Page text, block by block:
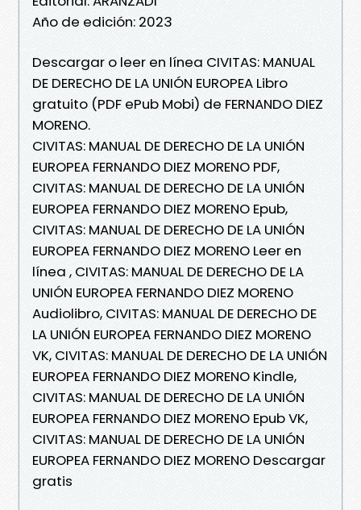
Año de edición: 2023
Descargar o leer en línea CIVITAS: MANUAL
DE DERECHO DE LA UNIÓN EUROPEA Libro
gratuito (PDF ePub Mobi) de FERNANDO DIEZ
MORENO.
CIVITAS: MANUAL DE DERECHO DE LA UNIÓN
EUROPEA FERNANDO DIEZ MORENO PDF,
CIVITAS: MANUAL DE DERECHO DE LA UNIÓN
EUROPEA FERNANDO DIEZ MORENO Epub,
CIVITAS: MANUAL DE DERECHO DE LA UNIÓN
EUROPEA FERNANDO DIEZ MORENO Leer en
línea , CIVITAS: MANUAL DE DERECHO DE LA
UNIÓN EUROPEA FERNANDO DIEZ MORENO
Audiolibro, CIVITAS: MANUAL DE DERECHO DE
LA UNIÓN EUROPEA FERNANDO DIEZ MORENO
VK, CIVITAS: MANUAL DE DERECHO DE LA UNIÓN
EUROPEA FERNANDO DIEZ MORENO Kindle,
CIVITAS: MANUAL DE DERECHO DE LA UNIÓN
EUROPEA FERNANDO DIEZ MORENO Epub VK,
CIVITAS: MANUAL DE DERECHO DE LA UNIÓN
EUROPEA FERNANDO DIEZ MORENO Descargar
gratis